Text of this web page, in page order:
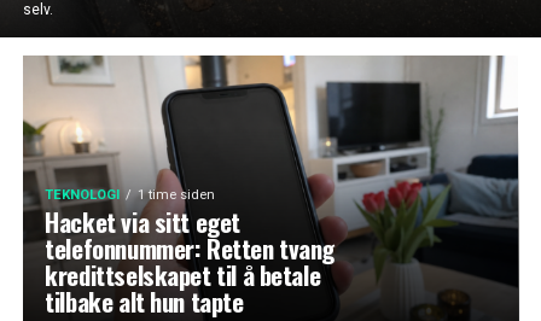
selv.
TEKNOLOGI 1 time siden
Hacket via sitt eget
telefonnummer: Retten tvang
kredittselskapet til å betale
tilbake alt hun tapte